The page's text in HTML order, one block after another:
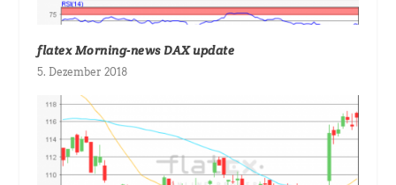
flatex Morning-news DAX update
5. Dezember 2018